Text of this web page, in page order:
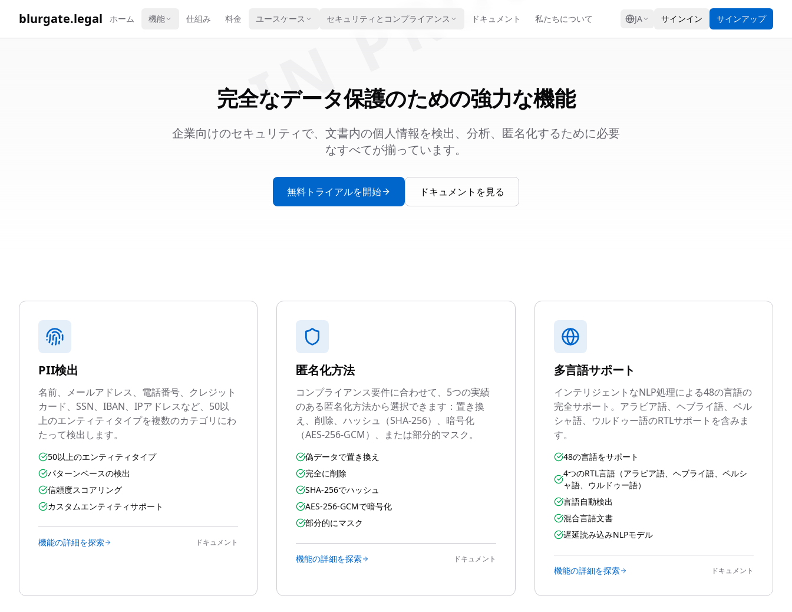
blurgate.legal ホーム 機能 仕組み 料金 ユースケース セキュリティとコンプライアンス ドキュメント 私たちについて JA サインイン サインアップ
完全なデータ保護のための強力な機能
企業向けのセキュリティで、文書内の個人情報を検出、分析、匿名化するために必要
なすべてが揃っています。
無料トライアルを開始 ドキュメントを見る
PII検出
名前、メールアドレス、電話番号、クレジット
カード、SSN、IBAN、IPアドレスなど、50以
上のエンティティタイプを複数のカテゴリにわ
たって検出します。
50以上のエンティティタイプ
パターンベースの検出
信頼度スコアリング
カスタムエンティティサポート
機能の詳細を探索 ドキュメント
匿名化方法
コンプライアンス要件に合わせて、5つの実績
のある匿名化方法から選択できます：置き換
え、削除、ハッシュ（SHA-256）、暗号化
（AES-256-GCM）、または部分的マスク。
偽データで置き換え
完全に削除
SHA-256でハッシュ
AES-256-GCMで暗号化
部分的にマスク
機能の詳細を探索 ドキュメント
多言語サポート
インテリジェントなNLP処理による48の言語の
完全サポート。アラビア語、ヘブライ語、ペル
シャ語、ウルドゥー語のRTLサポートを含みま
す。
48の言語をサポート
4つのRTL言語（アラビア語、ヘブライ語、ペルシ
ャ語、ウルドゥー語）
言語自動検出
混合言語文書
遅延読み込みNLPモデル
機能の詳細を探索 ドキュメント